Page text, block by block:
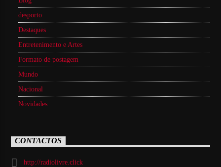
desporto
Destaques
Entretenimento e Artes
Formato de postagem
Mundo
Nacional
Novidades
CONTACTOS
http://radiolivre.click